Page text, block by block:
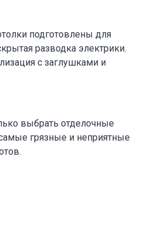
подготовлены для
разводка электрики.
с заглушками и
выбрать отделочные
грязные и неприятные